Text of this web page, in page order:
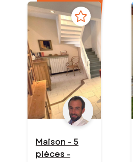
Maison - 5
pièces -